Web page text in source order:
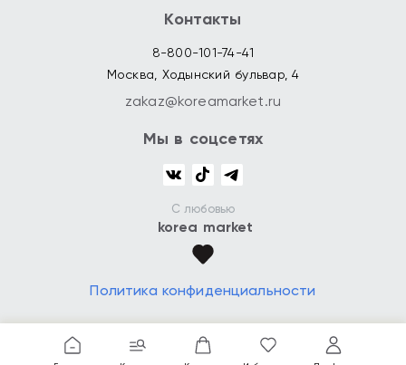
Контакты
8-800-101-74-41
Москва, Ходынский бульвар, 4
zakaz@koreamarket.ru
Мы в соцсетях
С любовью
korea market
Политика конфиденциальности